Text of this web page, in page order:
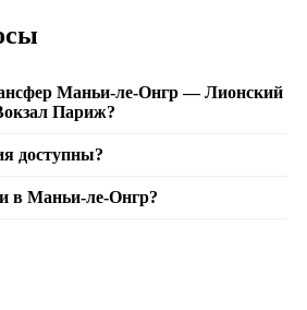
Маньи-ле-Онгр — Лионский
Париж?
доступны?
в Маньи-ле-Онгр?